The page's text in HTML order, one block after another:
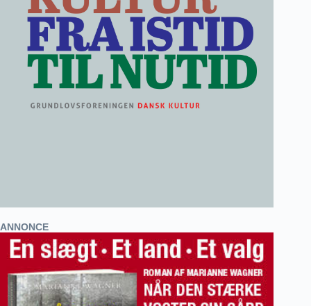
ANNONCE